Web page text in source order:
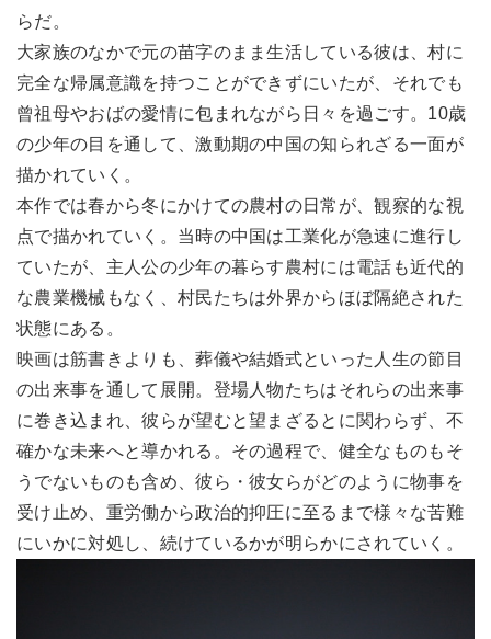
らだ。
大家族のなかで元の苗字のまま生活している彼は、村に
完全な帰属意識を持つことができずにいたが、それでも
曾祖母やおばの愛情に包まれながら日々を過ごす。10歳
の少年の目を通して、激動期の中国の知られざる一面が
描かれていく。
本作では春から冬にかけての農村の日常が、観察的な視
点で描かれていく。当時の中国は工業化が急速に進行し
ていたが、主人公の少年の暮らす農村には電話も近代的
な農業機械もなく、村民たちは外界からほぼ隔絶された
状態にある。
映画は筋書きよりも、葬儀や結婚式といった人生の節目
の出来事を通して展開。登場人物たちはそれらの出来事
に巻き込まれ、彼らが望むと望まざるとに関わらず、不
確かな未来へと導かれる。その過程で、健全なものもそ
うでないものも含め、彼ら・彼女らがどのように物事を
受け止め、重労働から政治的抑圧に至るまで様々な苦難
にいかに対処し、続けているかが明らかにされていく。